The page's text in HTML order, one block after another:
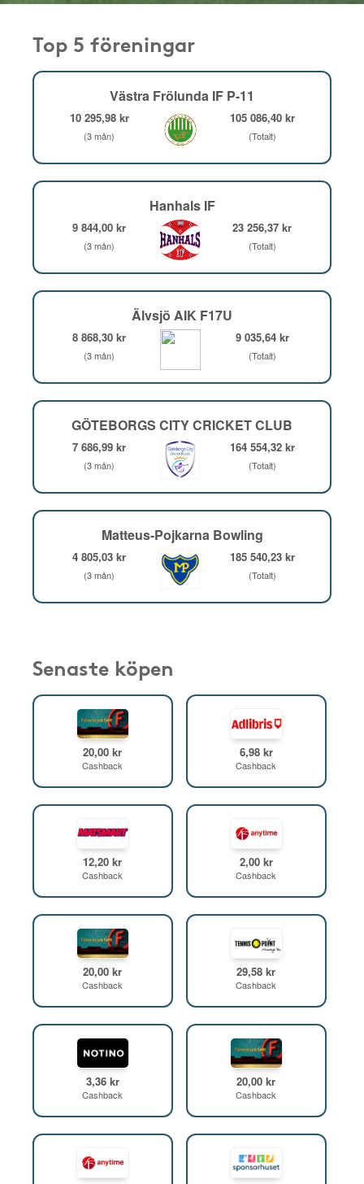
Top 5 föreningar
Västra Frölunda IF P-11
10 295,98 kr
(3 mån)
105 086,40 kr
(Totalt)
Hanhals IF
9 844,00 kr
(3 mån)
23 256,37 kr
(Totalt)
Älvsjö AIK F17U
8 868,30 kr
(3 mån)
9 035,64 kr
(Totalt)
GÖTEBORGS CITY CRICKET CLUB
7 686,99 kr
(3 mån)
164 554,32 kr
(Totalt)
Matteus-Pojkarna Bowling
4 805,03 kr
(3 mån)
185 540,23 kr
(Totalt)
Senaste köpen
20,00 kr
Cashback
6,98 kr
Cashback
12,20 kr
Cashback
2,00 kr
Cashback
20,00 kr
Cashback
29,58 kr
Cashback
3,36 kr
Cashback
20,00 kr
Cashback